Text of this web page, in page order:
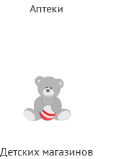
Аптеки
Детских магазинов